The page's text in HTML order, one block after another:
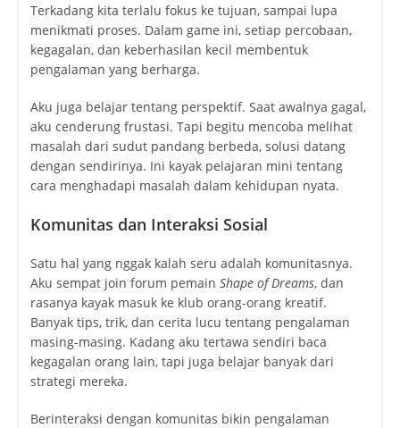
Terkadang kita terlalu fokus ke tujuan, sampai lupa
menikmati proses. Dalam game ini, setiap percobaan,
kegagalan, dan keberhasilan kecil membentuk
pengalaman yang berharga.
Aku juga belajar tentang perspektif. Saat awalnya gagal,
aku cenderung frustasi. Tapi begitu mencoba melihat
masalah dari sudut pandang berbeda, solusi datang
dengan sendirinya. Ini kayak pelajaran mini tentang
cara menghadapi masalah dalam kehidupan nyata.
Komunitas dan Interaksi Sosial
Satu hal yang nggak kalah seru adalah komunitasnya.
Aku sempat join forum pemain Shape of Dreams, dan
rasanya kayak masuk ke klub orang-orang kreatif.
Banyak tips, trik, dan cerita lucu tentang pengalaman
masing-masing. Kadang aku tertawa sendiri baca
kegagalan orang lain, tapi juga belajar banyak dari
strategi mereka.
Berinteraksi dengan komunitas bikin pengalaman